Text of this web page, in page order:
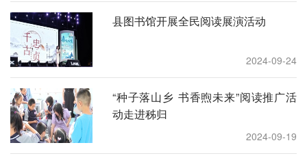
县图书馆开展全民阅读展演活动
2024-09-24
“种子落山乡 书香煦未来”阅读推广活
动走进秭归
2024-09-19